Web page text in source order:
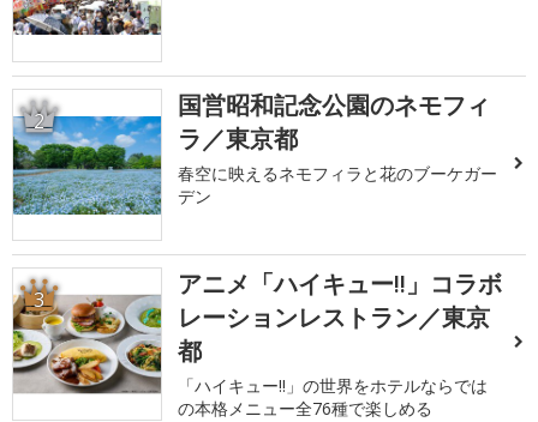
2
国営昭和記念公園のネモフィ
ラ／東京都
春空に映えるネモフィラと花のブーケガー
デン
3
アニメ「ハイキュー!!」コラボ
レーションレストラン／東京
都
「ハイキュー!!」の世界をホテルならでは
の本格メニュー全76種で楽しめる